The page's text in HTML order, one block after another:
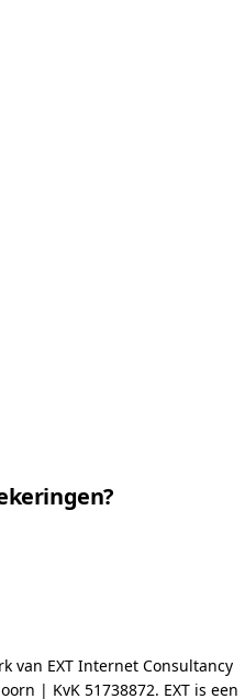
van EXT Internet Consultancy
| KvK 51738872. EXT is een